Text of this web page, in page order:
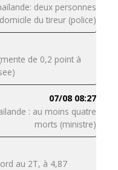
deux personnes
du tireur (police)
de 0,2 point à
07/08 08:27
: au moins quatre
morts (ministre)
au 2T, à 4,87